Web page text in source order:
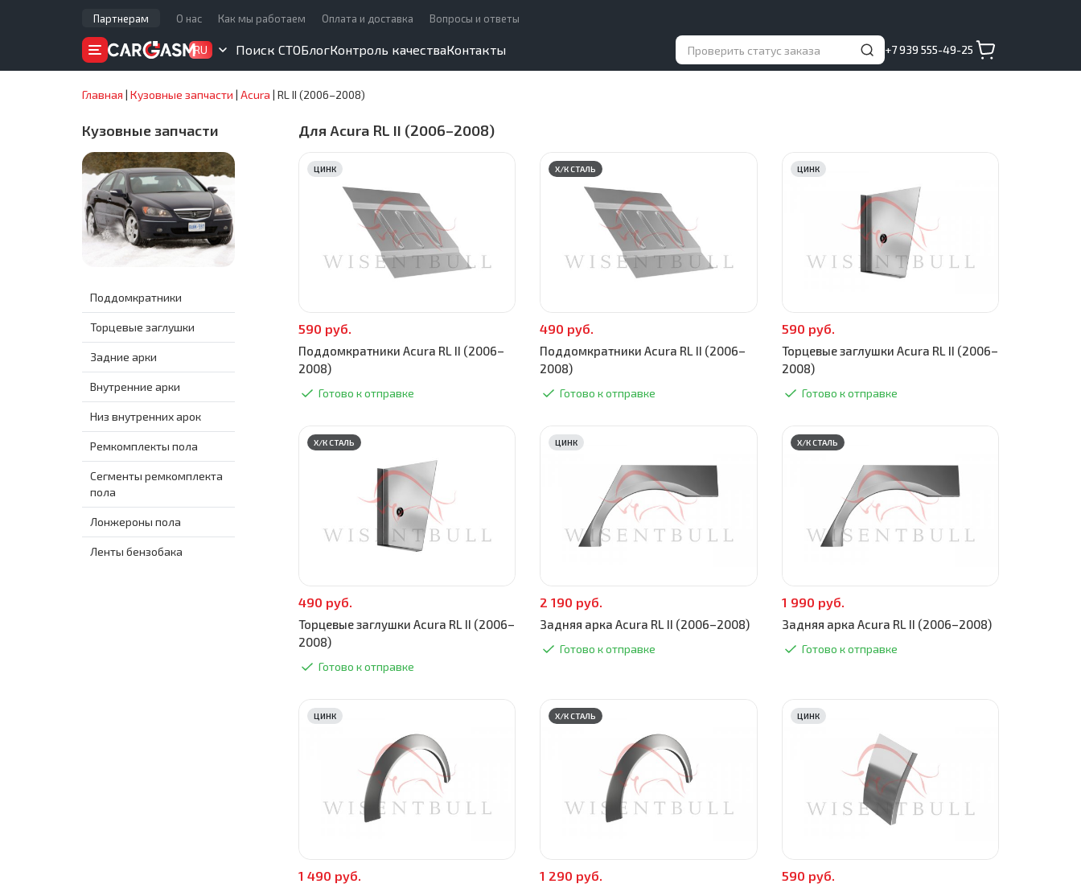
Партнерам О нас Как мы работаем Оплата и доставка Вопросы и ответы
RU Поиск СТОБлогКонтроль качестваКонтакты +7 939 555-49-25
Главная | Кузовные запчасти | Acura | RL II (2006–2008)
Кузовные запчасти
Поддомкратники
Торцевые заглушки
Задние арки
Внутренние арки
Низ внутренних арок
Ремкомплекты пола
Сегменты ремкомплекта
пола
Лонжероны пола
Ленты бензобака
Для Acura RL II (2006–2008)
590 руб.
Поддомкратники Acura RL II (2006–
2008)
Готово к отправке
ЦИНК
490 руб.
Поддомкратники Acura RL II (2006–
2008)
Готово к отправке
Х/К СТАЛЬ
590 руб.
Торцевые заглушки Acura RL II (2006–
2008)
Готово к отправке
ЦИНК
490 руб.
Торцевые заглушки Acura RL II (2006–
2008)
Готово к отправке
Х/К СТАЛЬ
2 190 руб.
Задняя арка Acura RL II (2006–2008)
Готово к отправке
ЦИНК
1 990 руб.
Задняя арка Acura RL II (2006–2008)
Готово к отправке
Х/К СТАЛЬ
1 490 руб.
ЦИНК
1 290 руб.
Х/К СТАЛЬ
590 руб.
ЦИНК